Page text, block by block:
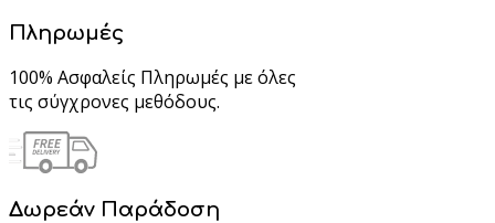
Πληρωμές
100% Ασφαλείς Πληρωμές με όλες
τις σύγχρονες μεθόδους.
Δωρεάν Παράδοση